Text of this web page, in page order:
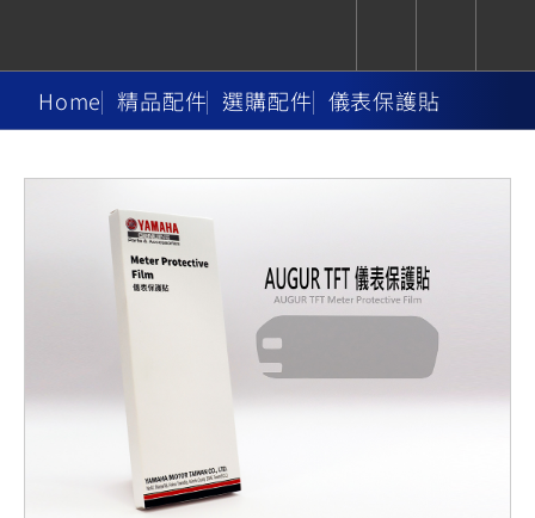
Super
Sport
Hyper
Naked
YZF-R9
YZF-R7
MT-
09
Premium Sport
TMAX
XMAX
251~549
CYGNUS
X
Limi
125
BW'S
125
CUXiE
追蹤愛車
我的愛車 瀏覽紀錄
Home 精品配件 選購配件 儀表保護貼